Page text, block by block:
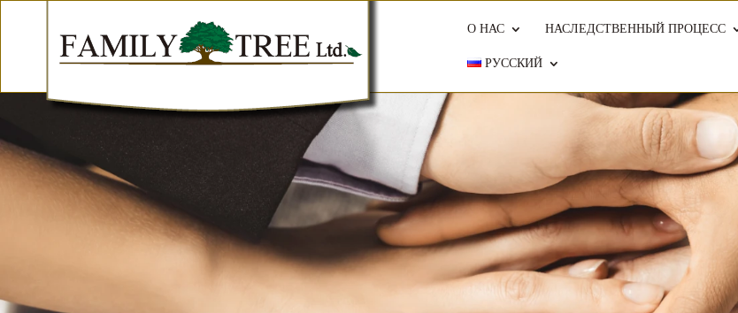
О НАС НАСЛЕДСТВЕННЫЙ ПРОЦЕСС
РУССКИЙ